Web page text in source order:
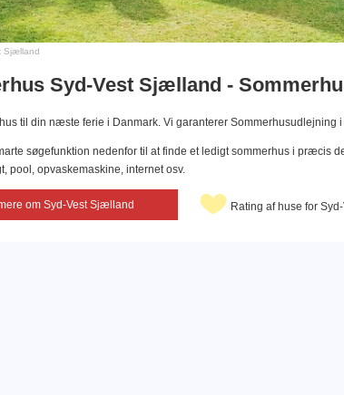
Sjælland
Syd-Vest Sjælland -
til din næste ferie i Danmark. Vi garanterer Sommerhusudlejning
søgefunktion nedenfor til at finde et ledigt sommerhus i præcis
pool, opvaskemaskine, internet osv.
om Syd-Vest Sjælland Rating af huse for